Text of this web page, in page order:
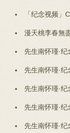
「纪念视频」
漫天桃李春無
先生南怀瑾·
先生南怀瑾·
先生南怀瑾·
先生南怀瑾·
先生南怀瑾·